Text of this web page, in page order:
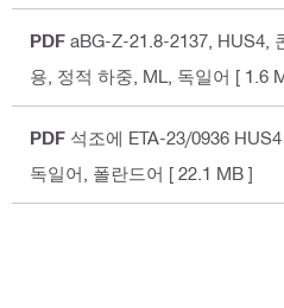
PDF aBG-Z-21.8-2137, HUS4,
용, 정적 하중, ML , 독일어 [ 1.6
PDF 석조에 ETA-23/0936
독일어, 폴란드어 [ 22.1 MB ]